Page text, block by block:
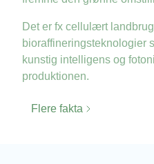
Det er fx cellulært
bioraffineringsteknologier
kunstig intelligens og
produktionen.
Flere fakta